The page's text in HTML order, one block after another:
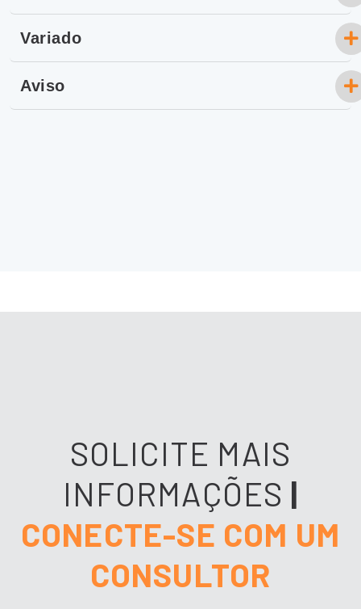
Variado
Aviso
SOLICITE MAIS
INFORMAÇÕES |
CONECTE-SE COM UM
CONSULTOR